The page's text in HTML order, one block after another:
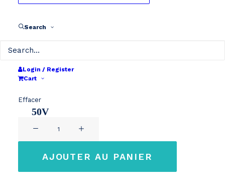
Search
Login / Register
Cart
priceprice
50V 672Wh
50V
Effacer
BA6720T
AJOUTER AU PANIER